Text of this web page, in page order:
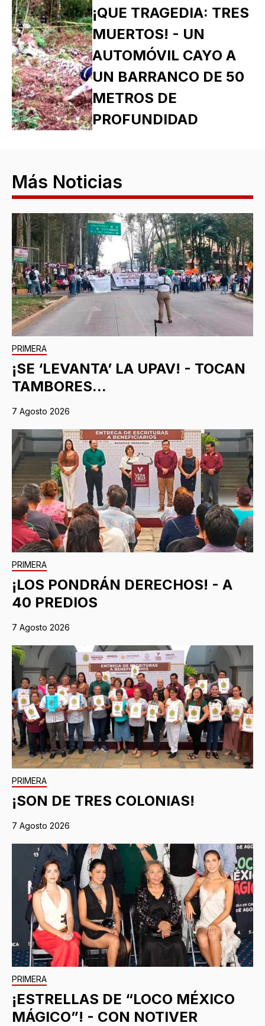
¡QUE TRAGEDIA: TRES
MUERTOS! - UN
AUTOMÓVIL CAYO A
UN BARRANCO DE 50
METROS DE
PROFUNDIDAD
Más Noticias
PRIMERA
¡SE ‘LEVANTA’ LA UPAV! - TOCAN
TAMBORES...
7 Agosto 2026
PRIMERA
¡LOS PONDRÁN DERECHOS! - A
40 PREDIOS
7 Agosto 2026
PRIMERA
¡SON DE TRES COLONIAS!
7 Agosto 2026
PRIMERA
¡ESTRELLAS DE “LOCO MÉXICO
MÁGICO”! - CON NOTIVER